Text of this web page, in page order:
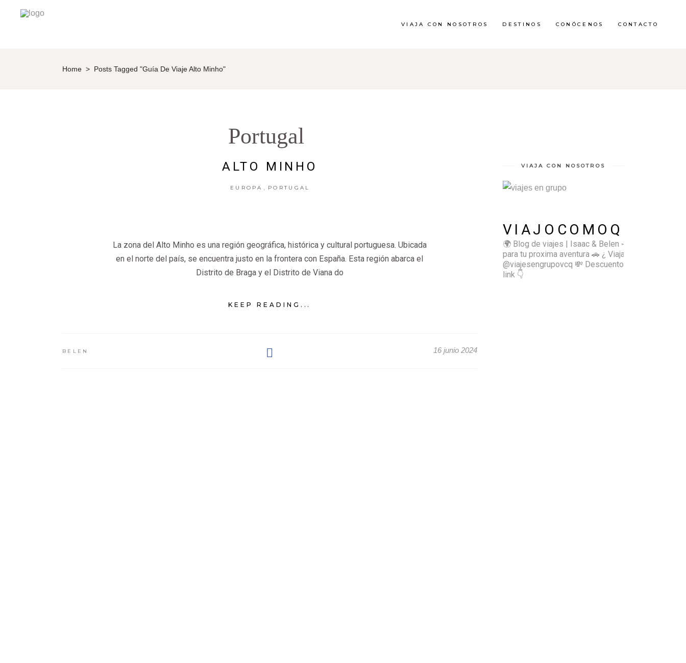
VIAJA CON NOSOTROS DESTINOS CONÓCENOS CONTACTO
Home > Posts Tagged "guía De Viaje Alto Minho"
Portugal
ALTO MINHO
EUROPA PORTUGAL
La zona del Alto Minho es una región geográfica, histórica y cultural portuguesa. Ubicada
en el norte del país, se encuentra justo en la frontera con España. Esta región abarca el
Distrito de Braga y el Distrito de Viana do
KEEP READING...
BELEN 16 junio 2024
VIAJA CON NOSOTROS
VIAJOCOMOQUIERO
🌍 Blog de viajes | Isaac & Belen ✈️ Inspírate
para tu proxima aventura 🚗 ¿ Viajas sol@? 👉🏻
@viajesengrupovcq 💸 Descuentos y tips en el
link 👇